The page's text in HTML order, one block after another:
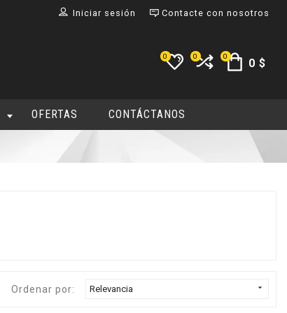
Contacte con nosotros
Iniciar sesión
0
0 $
0
0
OFERTAS CONTÁCTANOS
-5%
Ordenar por: Relevancia 